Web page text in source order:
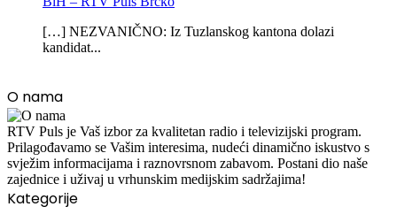
[…] NEZVANIČNO: Iz Tuzlanskog kantona dolazi
kandidat...
O nama
RTV Puls je Vaš izbor za kvalitetan radio i televizijski program.
Prilagođavamo se Vašim interesima, nudeći dinamično iskustvo s
svježim informacijama i raznovrsnom zabavom. Postani dio naše
zajednice i uživaj u vrhunskim medijskim sadržajima!
Kategorije